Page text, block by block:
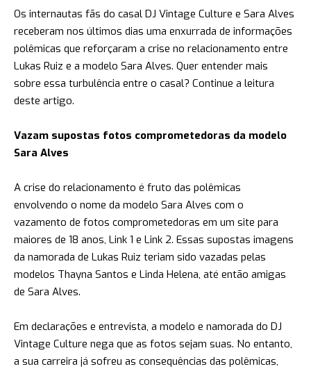
Os internautas fãs do casal DJ Vintage Culture e Sara Alves
receberam nos últimos dias uma enxurrada de informações
polêmicas que reforçaram a crise no relacionamento entre
Lukas Ruiz e a modelo Sara Alves. Quer entender mais
sobre essa turbulência entre o casal? Continue a leitura
deste artigo.
Vazam supostas fotos comprometedoras da modelo
Sara Alves
A crise do relacionamento é fruto das polêmicas
envolvendo o nome da modelo Sara Alves com o
vazamento de fotos comprometedoras em um site para
maiores de 18 anos, Link 1 e Link 2. Essas supostas imagens
da namorada de Lukas Ruiz teriam sido vazadas pelas
modelos Thayna Santos e Linda Helena, até então amigas
de Sara Alves.
Em declarações e entrevista, a modelo e namorada do DJ
Vintage Culture nega que as fotos sejam suas. No entanto,
a sua carreira já sofreu as consequências das polêmicas,